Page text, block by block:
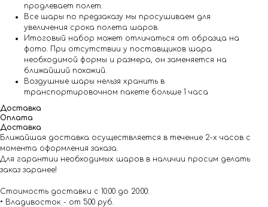
продлевает полет.
Все шары по предзаказу мы просушиваем для
увеличения срока полета шаров.
Итоговый набор может отличаться от образца на
фото. При отсутствии у поставщиков шара
необходимой формы и размера, он заменяется на
ближайший похожий.
Воздушные шары нельзя хранить в
транспортировочном пакете больше 1 часа
Доставка
Оплата
Доставка
Ближайшая доставка осуществляется в течение 2-х часов с
момента оформления заказа.
Для гарантии необходимых шаров в наличии просим делать
заказ заранее!
Стоимость доставки с 10.00 до 20:00:
• Владивосток - от 500 руб.